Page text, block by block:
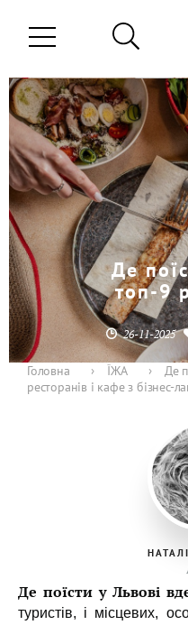
Де
топ-9
26-11-2025
Головна › ЇЖА ›
Де
ресторанів і кафе з бізнес-
Де поїсти у Львові
туристів, і місцевих,